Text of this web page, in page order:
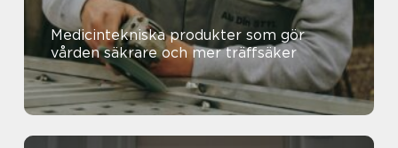
Medicintekniska produkter som gör
vården säkrare och mer träffsäker